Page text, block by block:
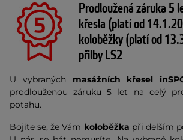
Prodloužená záruka 5
křesla (platí od
koloběžky (platí od
přilby LS2
U vybraných masážních křesel
prodlouženou záruku 5 let na celý
potahu.
Bojíte se, že Vám koloběžka při delším